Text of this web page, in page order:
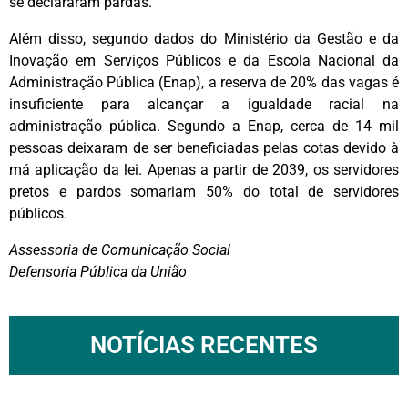
Além disso, segundo dados do Ministério da Gestão e da
Inovação em Serviços Públicos e da Escola Nacional da
Administração Pública (Enap), a reserva de 20% das vagas é
insuficiente para alcançar a igualdade racial na
administração pública. Segundo a Enap, cerca de 14 mil
pessoas deixaram de ser beneficiadas pelas cotas devido à
má aplicação da lei. Apenas a partir de 2039, os servidores
pretos e pardos somariam 50% do total de servidores
públicos.
Assessoria de Comunicação Social
Defensoria Pública da União
NOTÍCIAS RECENTES